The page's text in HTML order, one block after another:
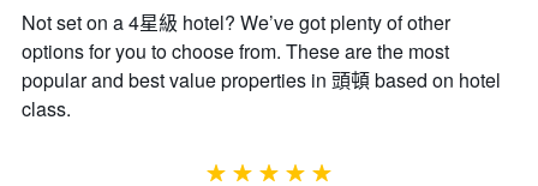
均
價
格。
條
Y
軸，
顯
示
期
的
天
數
此
Not set on a 4星級 hotel? We’ve got plenty of other
options for you to choose from. These are the most
popular and best value properties in 頭頓 based on hotel
class.
5星級